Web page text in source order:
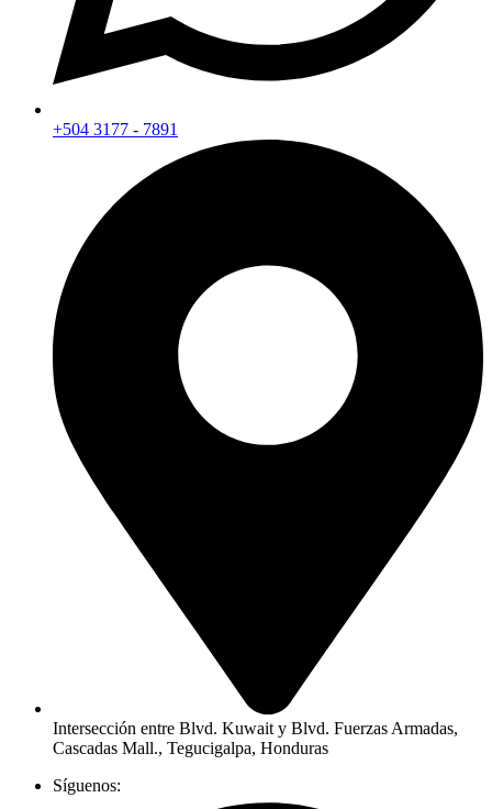
+504 3177 - 7891
Intersección entre Blvd. Kuwait y Blvd. Fuerzas Armadas,
Cascadas Mall., Tegucigalpa, Honduras
Síguenos: